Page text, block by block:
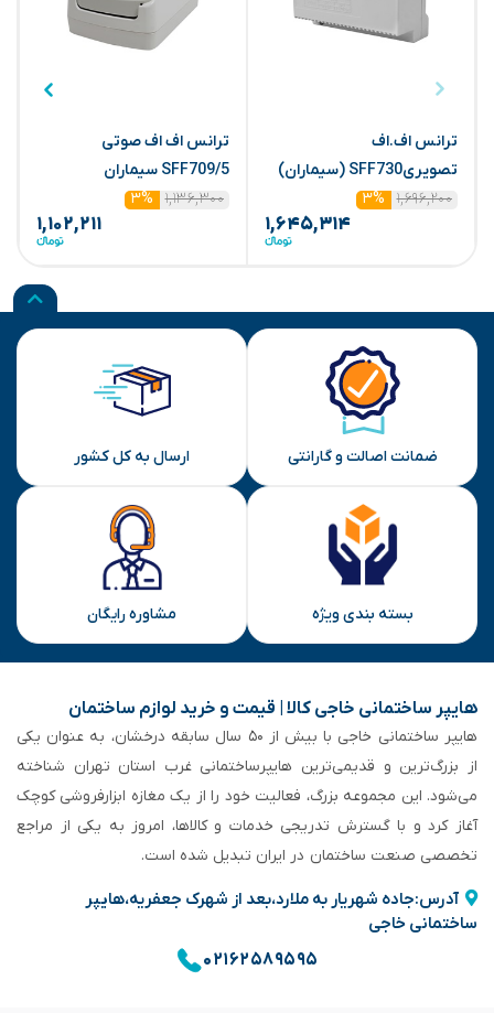
ترانس اف.اف
تصویریSFF730 (سیماران)
۱,۶۹۶,۲۰۰
۳%
۱,۶۴۵,۳۱۴
ترانس اف اف صوتی
SFF709/5 سیماران
۱,۱۳۶,۳۰۰
۳%
۱,۱۰۲,۲۱۱
ضمانت اصالت و گارانتی ارسال به کل کشور
بسته بندی ویژه مشاوره رایگان
هایپر ساختمانی خاجی‌ کالا | قیمت و خرید لوازم ساختمان
هایپر ساختمانی خاجی‌ با بیش از ۵۰ سال سابقه‌ درخشان، به عنوان یکی
از بزرگ‌ترین و قدیمی‌ترین هایپرساختمانی‌ غرب استان تهران شناخته
می‌شود. این مجموعه بزرگ، فعالیت خود را از یک مغازه ابزارفروشی کوچک
آغاز کرد و با گسترش تدریجی خدمات و کالاها، امروز به یکی از مراجع
تخصصی صنعت ساختمان در ایران تبدیل شده است.
آدرس:جاده شهریار به ملارد،بعد از شهرک جعفریه،هایپر
ساختمانی خاجی
۰۲۱۶۲۵۸۹۵۹۵